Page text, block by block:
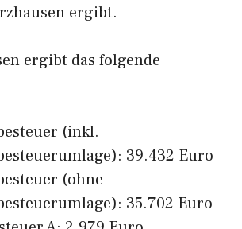
ergibt.
ergibt das folgende
(inkl.
39.432 Euro
(ohne
35.702 Euro